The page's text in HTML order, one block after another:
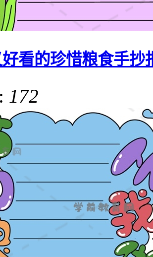
看的珍惜粮食手抄
172